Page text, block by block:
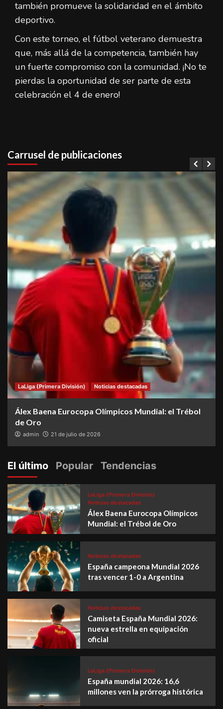
también promueve la solidaridad en el ámbito
deportivo.
Con este torneo, el fútbol veterano demuestra
que, más allá de la competencia, también hay
un fuerte compromiso con la comunidad. ¡No te
pierdas la oportunidad de ser parte de esta
celebración el 4 de enero!
Carrusel de publicaciones
LaLiga (Primera División) Noticias destacadas
Álex Baena Eurocopa Olímpicos Mundial: el Trébol
de Oro
admin 21 de julio de 2026
El último Popular Tendencias
LaLiga (Primera División)
Noticias destacadas
Álex Baena Eurocopa Olímpicos
Mundial: el Trébol de Oro
Noticias destacadas
España campeona Mundial 2026
tras vencer 1-0 a Argentina
Noticias destacadas
Camiseta España Mundial 2026:
nueva estrella en equipación
oficial
LaLiga (Primera División)
España mundial 2026: 16,6
millones ven la prórroga histórica